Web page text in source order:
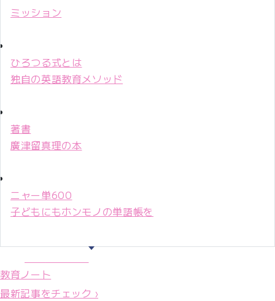
ミッション
ひろつる式とは
独自の英語教育メソッド
著書
廣津留真理の本
ニャー単600
子どもにもホンモノの単語帳を
教育ノート
最新記事をチェック ›